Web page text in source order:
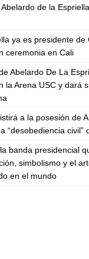
de la
ya es presidente de
ceremonia en Cali
Abelardo De La
la Arena USC y dará
a la posesión de
“desobediencia civil”
banda presidencial
simbolismo y el
en el mundo